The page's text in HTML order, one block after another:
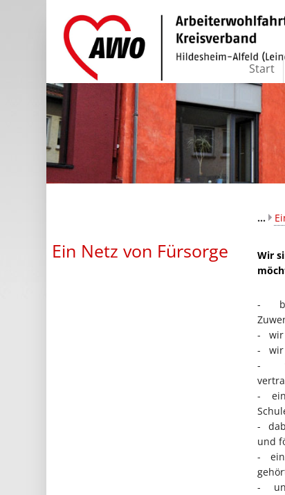
...
Ein Netz von Fürsorge
Wir
- bei
- wir
- wir
- wir
-
-
und
-
-
Start